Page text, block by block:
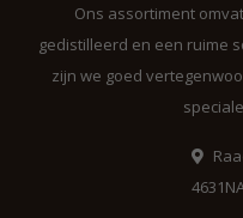
Ons assortiment
gedistilleerd en een ruime
zijn we goed